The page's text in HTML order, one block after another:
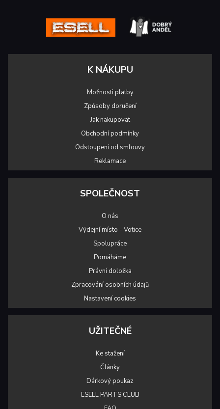
K NÁKUPU
Možnosti platby
Způsoby doručení
Jak nakupovat
Obchodní podmínky
Odstoupení od smlouvy
Reklamace
SPOLEČNOST
O nás
Výdejní místo - Votice
Spolupráce
Pomáháme
Právní doložka
Zpracování osobních údajů
Nastavení cookies
UŽITEČNÉ
Ke stažení
Články
Dárkový poukaz
ESELL PARTS CLUB